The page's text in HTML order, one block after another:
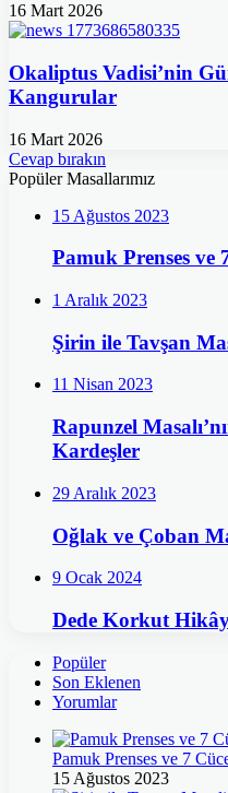
16 Mart 2026
Okaliptus Vadisi’nin
Kangurular
16 Mart 2026
Cevap bırakın
Popüler Masallarımız
15 Ağustos 2023
Pamuk Prenses ve
1 Aralık 2023
Şirin ile Tavşan
11 Nisan 2023
Rapunzel
Kardeşler
29 Aralık 2023
Oğlak ve Çoban
9 Ocak 2024
Dede Korkut
Popüler
Son Eklenen
Yorumlar
Pamuk Prenses ve 7
15 Ağustos 2023